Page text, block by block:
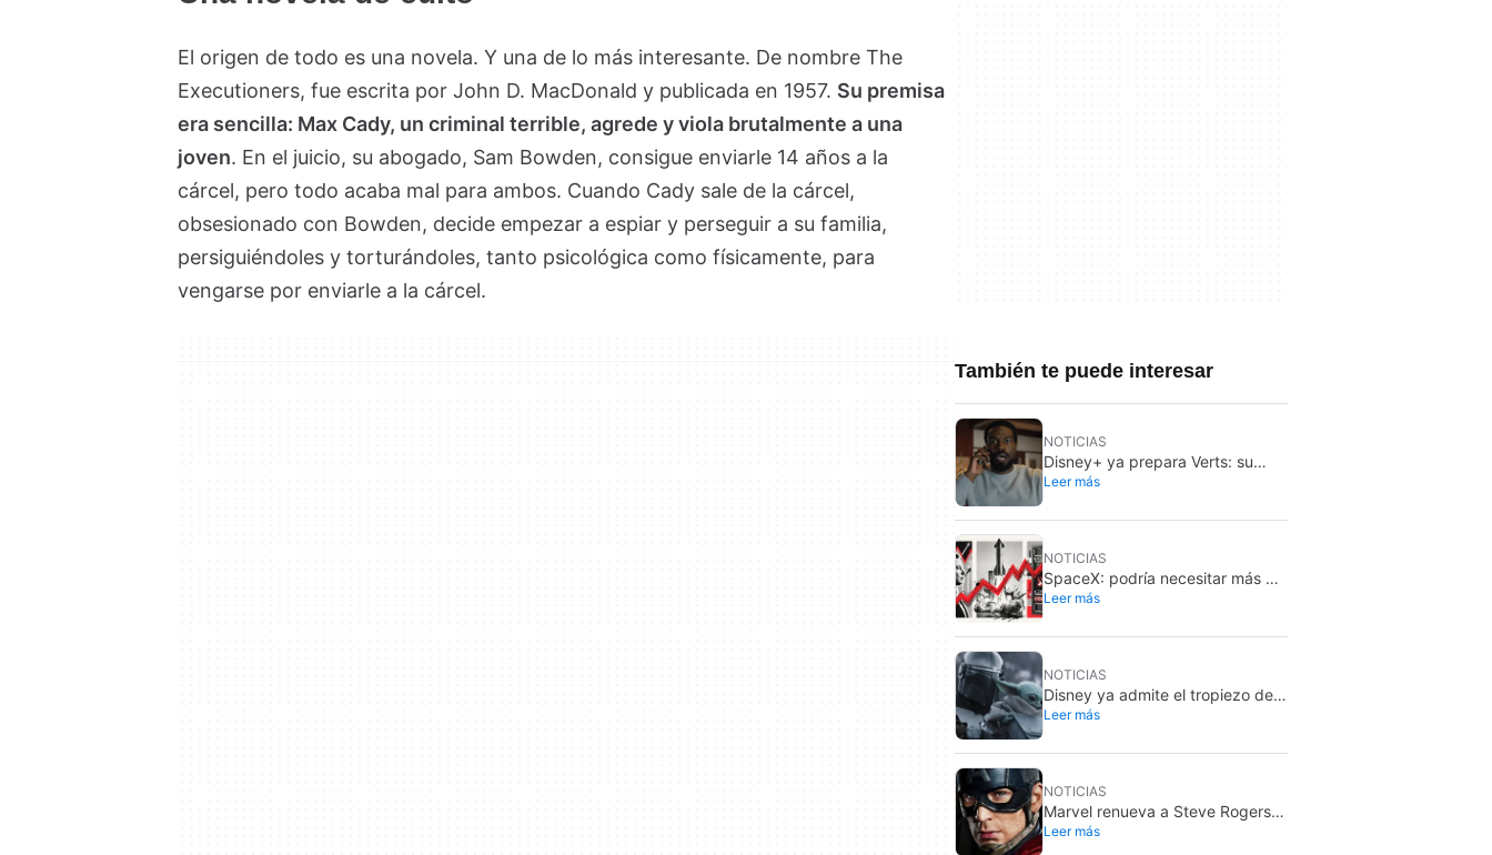
El origen de todo es una novela. Y una de lo más interesante. De nombre The
Executioners, fue escrita por John D. MacDonald y publicada en 1957. Su premisa
era sencilla: Max Cady, un criminal terrible, agrede y viola brutalmente a una
joven. En el juicio, su abogado, Sam Bowden, consigue enviarle 14 años a la
cárcel, pero todo acaba mal para ambos. Cuando Cady sale de la cárcel,
obsesionado con Bowden, decide empezar a espiar y perseguir a su familia,
persiguiéndoles y torturándoles, tanto psicológica como físicamente, para
vengarse por enviarle a la cárcel.
También te puede interesar
NOTICIAS
Disney+ ya prepara Verts: su
nuevo feed vertical con TikTok
Leer más
NOTICIAS
SpaceX: podría necesitar más de
dos millones de GPU Rubin de
Leer más
NOTICIAS
Disney ya admite el tropiezo de
The Mandalorian & Grogu: no
Leer más
NOTICIAS
Marvel renueva a Steve Rogers
en 2026: sigue siendo Capitán
Leer más